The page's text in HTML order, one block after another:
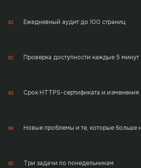
01 Ежедневный аудит до 100 страниц
02 Проверка доступности каждые 5 минут
03 Срок HTTPS-сертификата и
04 Новые проблемы и те, которые больше
05 Три задачи по понедельникам